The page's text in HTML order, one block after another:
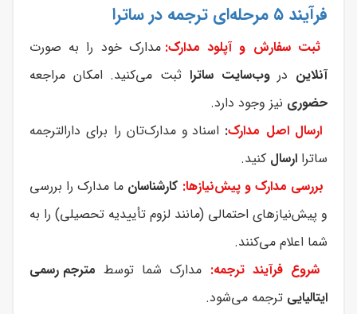
فرآیند ۵ مرحله‌ای ترجمه در ساترا
ثبت سفارش و آپلود مدارک: مدارک خود را به صورت
آنلاین دروب‌سایت ساترا ثبت می‌کنید. امکان مراجعه
حضوری نیز وجود دارد.
ارسال اصل مدارک: اسناد و مدارک‌تان را برای دارالترجمه
ساترا ارسال کنید.
بررسی مدارک و پیش‌نیازها: کارشناسان ما مدارک را بررسی
و پیش‌نیازهای احتمالی (مانند لزوم تأییدیه تحصیلی) را به
شما اعلام می‌کنند.
شروع فرآیند ترجمه: مدارک شما توسط مترجم رسمی
ایتالیایی ترجمه می‌شود.